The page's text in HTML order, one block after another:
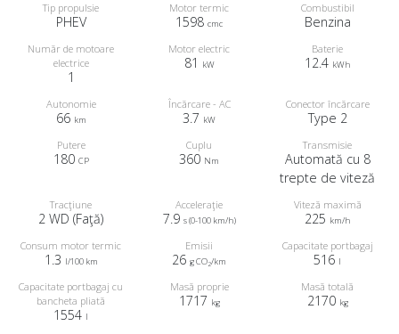
Tip propulsie
PHEV
Motor termic
1598 cmc
Combustibil
Benzina
Număr de motoare
electrice
1
Motor electric
81 kW
Baterie
12.4 kWh
Autonomie
66 km
Încărcare - AC
3.7 kW
Conector încărcare
Type 2
Putere
180 CP
Cuplu
360 Nm
Transmisie
Automată cu 8
trepte de viteză
Tracţiune
2 WD (Faţă)
Acceleraţie
7.9 s (0-100 km/h)
Viteză maximă
225 km/h
Consum motor termic
1.3 l/100 km
Emisii
26 g CO2/km
Capacitate portbagaj
516 l
Capacitate portbagaj cu
bancheta pliată
1554 l
Masă proprie
1717 kg
Masă totală
2170 kg